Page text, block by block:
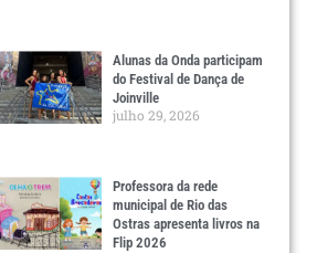
Alunas da Onda participam
do Festival de Dança de
Joinville
julho 29, 2026
Professora da rede
municipal de Rio das
Ostras apresenta livros na
Flip 2026